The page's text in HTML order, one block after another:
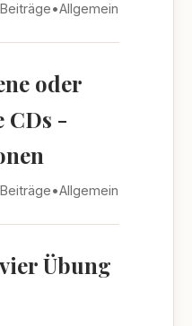
Beiträge•Allgemein
oder
CDs -
Beiträge•Allgemein
Übung